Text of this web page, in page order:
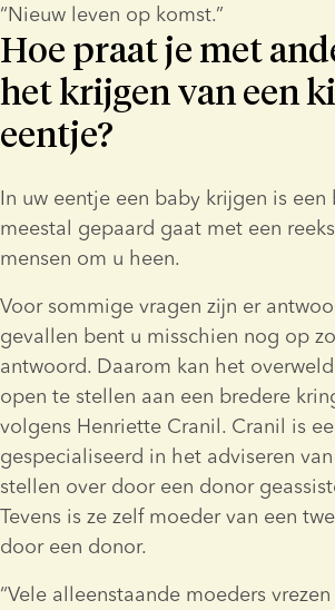
“Nieuw leven op komst.”
Hoe praat je met
het krijgen van een
eentje?
In uw eentje een baby krijgen is een
meestal gepaard gaat met een
mensen om u heen.
Voor sommige vragen zijn er
gevallen bent u misschien nog op
antwoord. Daarom kan het
open te stellen aan een bredere
volgens Henriette Cranil. Cranil is
gespecialiseerd in het adviseren
stellen over door een donor
Tevens is ze zelf moeder van een
door een donor.
“Vele alleenstaande moeders